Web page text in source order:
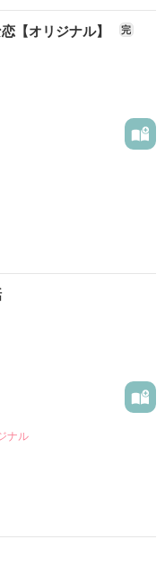
ァンタジー!!……多分。
【オリジナル】 完
人式をヒントに、
した!
ナル
読みにくいですが、ど